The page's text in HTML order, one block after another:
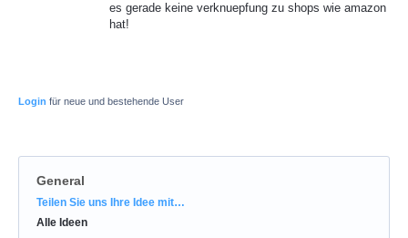
es gerade keine verknuepfung zu shops wie amazon
hat!
Login für neue und bestehende User
General
Kategorien
Teilen Sie uns Ihre Idee mit…
Alle Ideen